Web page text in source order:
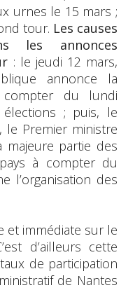
urnes le 15 mars ;
tour. Les causes
les annonces
: le jeudi 12 mars,
annonce la
du lundi
; puis, le
le Premier ministre
partie des
à compter du
l’organisation des
et immédiate sur le
d’ailleurs cette
de participation
de Nantes